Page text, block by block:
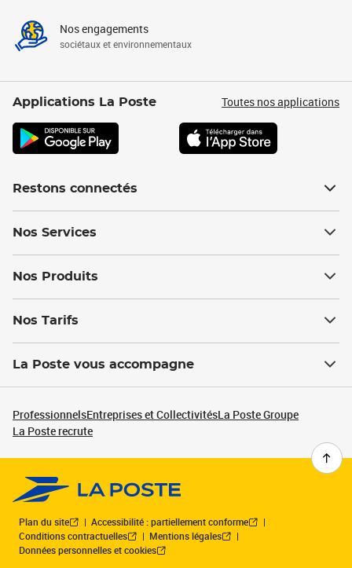
Nos engagements
sociétaux et environnementaux
Applications La Poste Toutes nos applications
Restons connectés
Nos Services
Nos Produits
Nos Tarifs
La Poste vous accompagne
ProfessionnelsEntreprises et CollectivitésLa Poste Groupe
La Poste recrute
Plan du site
Accessibilité : partiellement conforme
Conditions contractuelles
Mentions légales
Données personnelles et cookies